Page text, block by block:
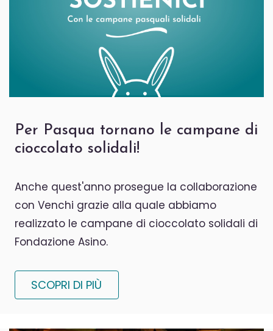
Per Pasqua tornano le campane di
cioccolato solidali!
Anche quest'anno prosegue la collaborazione
con Venchi grazie alla quale abbiamo
realizzato le campane di cioccolato solidali di
Fondazione Asino.
SCOPRI DI PIÙ